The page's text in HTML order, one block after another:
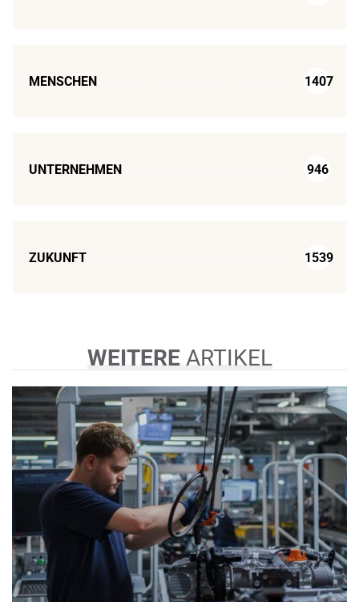
MENSCHEN 1407
UNTERNEHMEN 946
ZUKUNFT 1539
WEITEREARTIKEL